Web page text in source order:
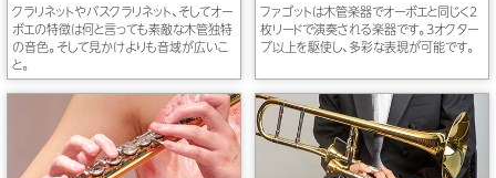
クラリネットやバスクラリネット、そしてオー
ボエの特徴は何と言っても素敵な木管独特
の音色。そして見かけよりも音域が広いこ
と。
ファゴットは木管楽器でオーボエと同じく2
枚リードで演奏される楽器です。3オクター
ブ以上を駆使し、多彩な表現が可能です。